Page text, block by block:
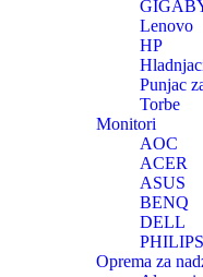
Lenovo
HP
Punjac
Torbe
Monitori
AOC
ACER
ASUS
BENQ
DELL
PHILIPS
Oprema za